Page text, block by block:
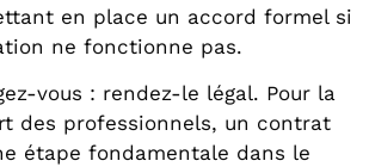
en place un accord formel si
ne fonctionne pas.
vous : rendez-le légal. Pour la
des professionnels, un contrat
étape fondamentale dans le